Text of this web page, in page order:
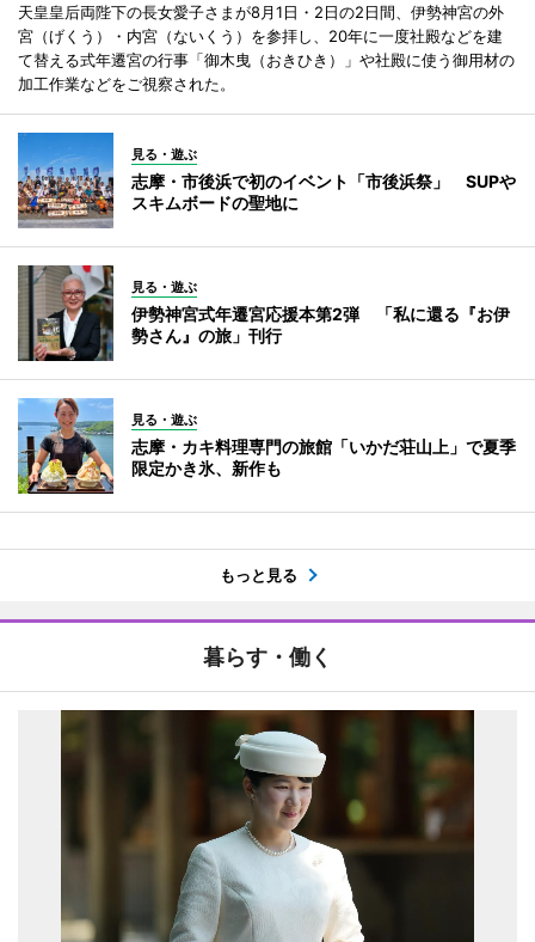
天皇皇后両陛下の長女愛子さまが8月1日・2日の2日間、伊勢神宮の外
宮（げくう）・内宮（ないくう）を参拝し、20年に一度社殿などを建
て替える式年遷宮の行事「御木曳（おきひき）」や社殿に使う御用材の
加工作業などをご視察された。
見る・遊ぶ
志摩・市後浜で初のイベント「市後浜祭」 SUPや
スキムボードの聖地に
見る・遊ぶ
伊勢神宮式年遷宮応援本第2弾 「私に還る『お伊
勢さん』の旅」刊行
見る・遊ぶ
志摩・カキ料理専門の旅館「いかだ荘山上」で夏季
限定かき氷、新作も
もっと見る
暮らす・働く